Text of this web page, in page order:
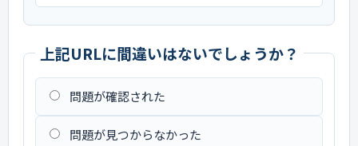
上記URLに間違いはないでしょうか？
問題が確認された
問題が見つからなかった